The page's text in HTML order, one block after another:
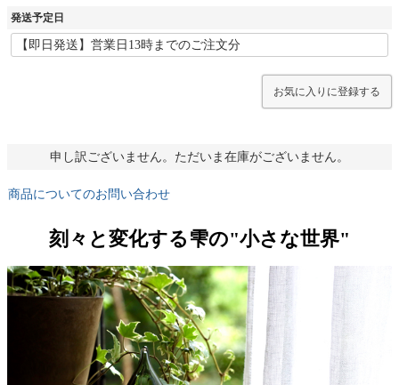
発送予定日
お気に入りに登録する
申し訳ございません。ただいま在庫がございません。
商品についてのお問い合わせ
刻々と変化する雫の"小さな世界"